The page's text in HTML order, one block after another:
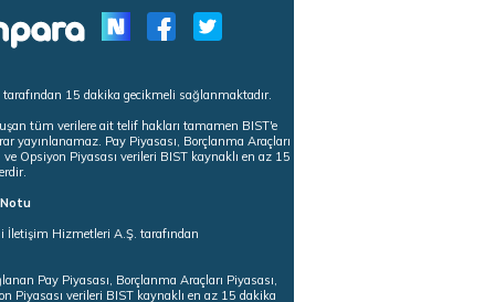
15 dakika gecikmeli sağlanmaktadır.
tüm verilere ait telif hakları tamamen BIST'e
yayınlanamaz. Pay Piyasası, Borçlanma Araçları
ve Opsiyon Piyasası verileri BIST kaynaklı en az 15
Notu
İletişim Hizmetleri A.Ş. tarafından
Pay Piyasası, Borçlanma Araçları Piyasası,
Piyasası verileri BIST kaynaklı en az 15 dakika